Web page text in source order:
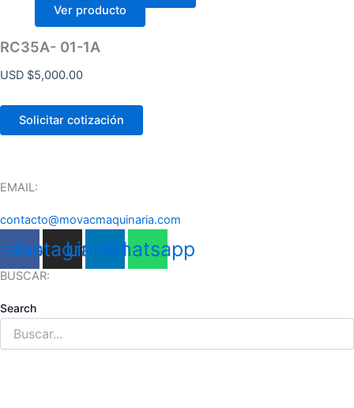
Ver producto
RC35A- 01-1A
USD $5,000.00
Solicitar cotización
EMAIL:
contacto@movacmaquinaria.com
Instagram
Linkedin
Whatsapp
BUSCAR:
Search